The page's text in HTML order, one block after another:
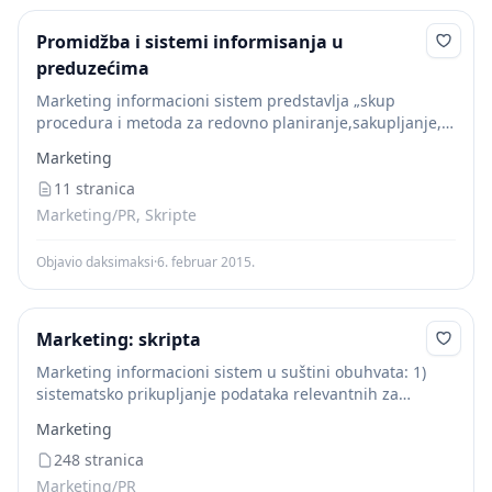
Promidžba i sistemi informisanja u
preduzećima
Marketing informacioni sistem predstavlja „skup
procedura i metoda za redovno planiranje,sakupljanje,
donošenje odluka na području marketinga“.Prema
Kotlerovom modelu glani elementi marketinškog
informacionog...
Marketing
11 stranica
Marketing/PR, Skripte
Objavio daksimaksi·6. februar 2015.
Marketing: skripta
Marketing informacioni sistem u suštini obuhvata: 1)
sistematsko prikupljanje podataka relevantnih za
interpretaciju prikupljenih podataka. 3) prikazivanje
informacija na najpogodniji način za...
Marketing
248 stranica
Marketing/PR